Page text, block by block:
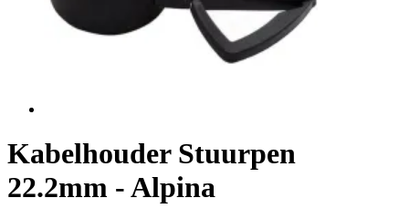
Kabelhouder Stuurpen
22.2mm - Alpina